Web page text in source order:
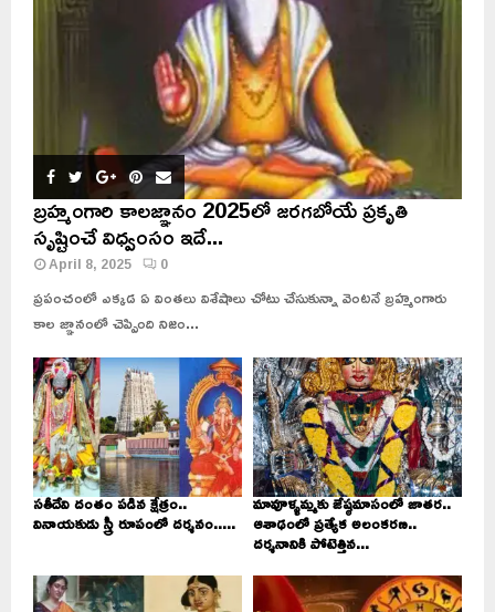
బ్రహ్మంగారి కాలజ్ఞానం 2025లో జరగబోయే ప్రకృతి
సృష్టించే విధ్వంసం ఇదే...
April 8, 2025 0
ప్రపంచంలో ఎక్కడ ఏ వింతలు విశేషాలు చోటు చేసుకున్నా వెంటనే బ్రహ్మంగారు
కాల జ్ఞానంలో చెప్పింది నిజం...
సతీదేవి దంతం పడిన క్షేత్రం..
వినాయకుడు స్త్రీ రూపంలో దర్శనం.....
మావూళ్ళమ్మకు జేష్ఠమాసంలో జాతర..
ఆశాఢంలో ప్రత్యేక అలంకరణ..
దర్శనానికి పోటెత్తిన...